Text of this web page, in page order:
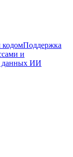
кодомПоддержка
и
данных ИИ